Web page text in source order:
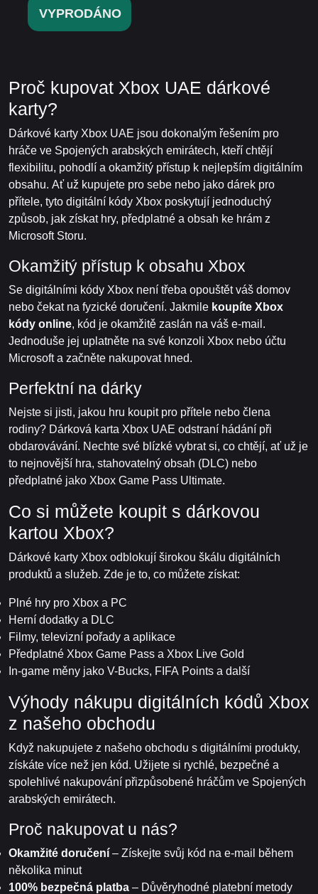
VYPRODÁNO
Proč kupovat Xbox UAE dárkové
karty?
Dárkové karty Xbox UAE jsou dokonalým řešením pro
hráče ve Spojených arabských emirátech, kteří chtějí
flexibilitu, pohodlí a okamžitý přístup k nejlepším digitálním
obsahu. Ať už kupujete pro sebe nebo jako dárek pro
přítele, tyto digitální kódy Xbox poskytují jednoduchý
způsob, jak získat hry, předplatné a obsah ke hrám z
Microsoft Storu.
Okamžitý přístup k obsahu Xbox
Se digitálními kódy Xbox není třeba opouštět váš domov
nebo čekat na fyzické doručení. Jakmile koupíte Xbox
kódy online, kód je okamžitě zaslán na váš e-mail.
Jednoduše jej uplatněte na své konzoli Xbox nebo účtu
Microsoft a začněte nakupovat hned.
Perfektní na dárky
Nejste si jisti, jakou hru koupit pro přítele nebo člena
rodiny? Dárková karta Xbox UAE odstraní hádání při
obdarovávání. Nechte své blízké vybrat si, co chtějí, ať už je
to nejnovější hra, stahovatelný obsah (DLC) nebo
předplatné jako Xbox Game Pass Ultimate.
Co si můžete koupit s dárkovou
kartou Xbox?
Dárkové karty Xbox odblokují širokou škálu digitálních
produktů a služeb. Zde je to, co můžete získat:
Plné hry pro Xbox a PC
Herní dodatky a DLC
Filmy, televizní pořady a aplikace
Předplatné Xbox Game Pass a Xbox Live Gold
In-game měny jako V-Bucks, FIFA Points a další
Výhody nákupu digitálních kódů Xbox
z našeho obchodu
Když nakupujete z našeho obchodu s digitálními produkty,
získáte více než jen kód. Užijete si rychlé, bezpečné a
spolehlivé nakupování přizpůsobené hráčům ve Spojených
arabských emirátech.
Proč nakupovat u nás?
Okamžité doručení – Získejte svůj kód na e-mail během
několika minut
100% bezpečná platba – Důvěryhodné platební metody